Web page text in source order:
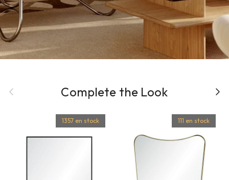
Précédent Complete the Look
1357 en stock 111 en stock